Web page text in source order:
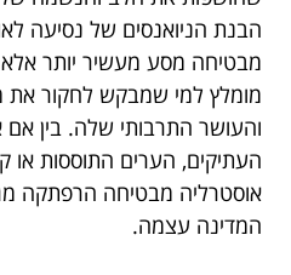
הבנת הניואנסים של נסיעה
מבטיחה מסע מעשיר יותר
מומלץ למי שמבקש לחקור את
והעושר התרבותי שלה. בין אם
העתיקים, הערים התוססות או
אוסטרליה מבטיחה הרפתקה
המדינה עצמה.